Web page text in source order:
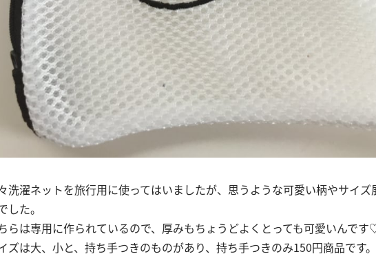
洗濯ネットを旅行用に使ってはいましたが、思うような可愛い柄やサイズ
した。
らは専用に作られているので、厚みもちょうどよくとっても可愛いんで
ズは大、小と、持ち手つきのものがあり、持ち手つきのみ150円商品です。